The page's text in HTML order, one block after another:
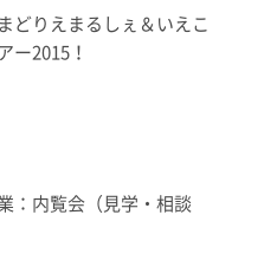
どりえまるしぇ＆いえこ
ー2015！
：内覧会（見学・相談